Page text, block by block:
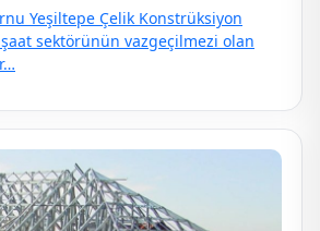
Yeşiltepe Çelik Konstrüksiyon
sektörünün vazgeçilmezi olan